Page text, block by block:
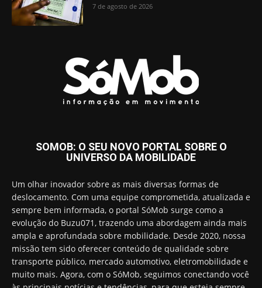
7 de agosto de 2026
SOMOB: O SEU NOVO PORTAL SOBRE O
UNIVERSO DA MOBILIDADE
Um olhar inovador sobre as mais diversas formas de
deslocamento. Com uma equipe comprometida, atualizada e
sempre bem informada, o portal SóMob surge como a
evolução do Buzu071, trazendo uma abordagem ainda mais
ampla e aprofundada sobre mobilidade. Desde 2020, nossa
missão tem sido oferecer conteúdo de qualidade sobre
transporte público, mercado automotivo, eletromobilidade e
muito mais. Agora, com o SóMob, seguimos conectando você